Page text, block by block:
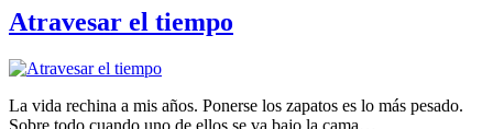
Atravesar el tiempo
La vida rechina a mis años. Ponerse los zapatos es lo más pesado.
Sobre todo cuando uno de ellos se va bajo la cama…